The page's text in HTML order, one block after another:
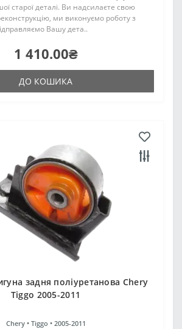
старої деталі. Ви надсилаєте свою
ми виконуємо роботу з
Вашу дета..
1 410.00₴
ДО КОШИКА
задня поліуретанова Chery
Tiggo 2005-2011
Chery • Tiggo • 2005-2011